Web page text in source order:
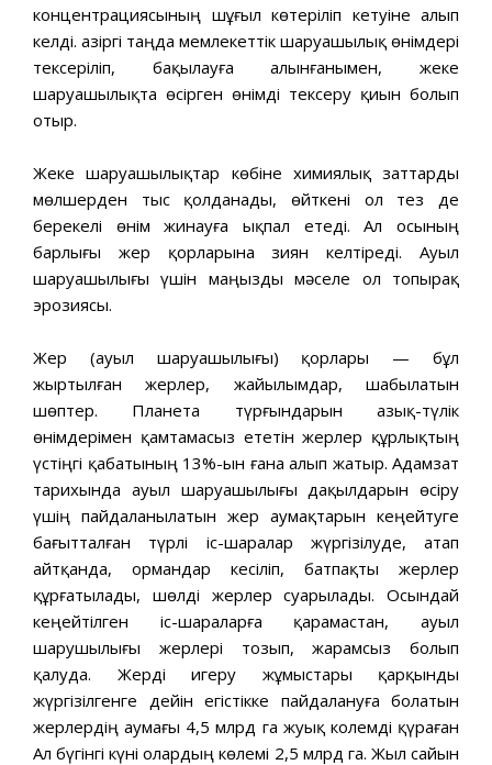
концентрациясының шұғыл көтеріліп кетуіне алып
келді. Қазіргі таңда мемлекеттік шаруашылық өнімдері
тексеріліп, бақылауға алынғанымен, жеке
шаруашылықта өсірген өнімді тексеру қиын болып
отыр.
Жеке шаруашылықтар көбіне химиялық заттарды
мөлшерден тыс қолданады, өйткені ол тез де
берекелі өнім жинауға ықпал етеді. Ал осының
барлығы жер қорларына зиян келтіреді. Ауыл
шаруашылығы үшін маңызды мәселе ол топырақ
эрозиясы.
Жер (ауыл шаруашылығы) қорлары — бұл
жыртылған жерлер, жайылымдар, шабылатын
шөптер. Планета түрғындарын азық-түлік
өнімдерімен қамтамасыз ететін жерлер құрлықтың
үстіңгі қабатының 13%-ын ғана алып жатыр. Адамзат
тарихында ауыл шаруашылығы дақылдарын өсіру
үшің пайдаланылатын жер аумақтарын кеңейтуге
бағытталған түрлі іс-шаралар жүргізілуде, атап
айтқанда, ормандар кесіліп, батпақты жерлер
құрғатылады, шөлді жерлер суарылады. Осындай
кеңейтілген іс-шараларға қарамастан, ауыл
шарушылығы жерлері тозып, жарамсыз болып
қалуда. Жерді игеру жұмыстары қарқынды
жүргізілгенге дейін егістікке пайдалануға болатын
жерлердің аумағы 4,5 млрд га жуық колемді қүраған
Ал бүгінгі күні олардың көлемі 2,5 млрд га. Жыл сайын